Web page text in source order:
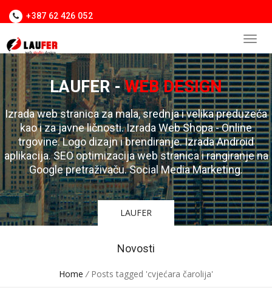
+387 62 426 052
LAUFER -WEB DESIGN
Izrada web stranica za mala, srednja i velika preduzeća
kao i za javne ličnosti. Izrada Web Shopa - Online
trgovine. Logo dizajn i brendiranje. Izrada Android
aplikacija. SEO optimizacija web stranica i rangiranje na
Google pretraživaču. Social Media Marketing.
LAUFER
Novosti
Home /Posts tagged 'cvjećara čarolija'